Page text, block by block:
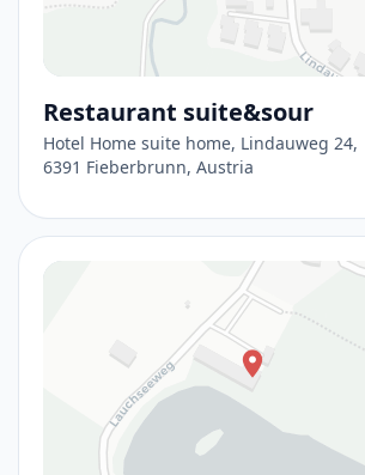
Restaurant suite&sour
Hotel Home suite home, Lindauweg 24,
6391 Fieberbrunn, Austria